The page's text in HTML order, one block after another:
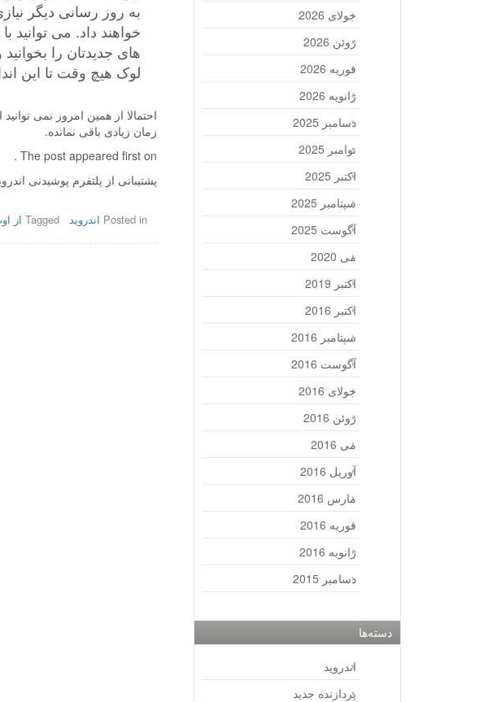
به روز رسانی دیگر
خواهند داد. می
های جدیدتان را
لوک هیچ وقت تا این
احتمالا از همین امروز نمی
زمان زیادی باقی نمانده.
The post appeared first on .
پشتیبانی از پلتفرم پوشیدنی
Posted in اندروید Tagged از
جولای 2026
ژوئن 2026
فوریه 2026
ژانویه 2026
دسامبر 2025
نوامبر 2025
اکتبر 2025
سپتامبر 2025
آگوست 2025
می 2020
اکتبر 2019
اکتبر 2016
سپتامبر 2016
آگوست 2016
جولای 2016
ژوئن 2016
می 2016
آوریل 2016
مارس 2016
فوریه 2016
ژانویه 2016
دسامبر 2015
دسته‌ها
اندروید
پردازنده جدید